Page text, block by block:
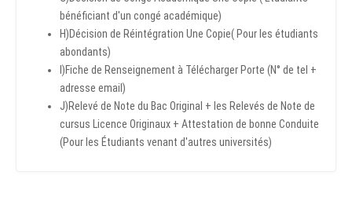
bénéficiant d'un congé académique)
H)Décision de Réintégration Une Copie( Pour les étudiants
abondants)
I)Fiche de Renseignement à Télécharger Porte (N° de tel +
adresse email)
J)Relevé de Note du Bac Original + les Relevés de Note de
cursus Licence Originaux + Attestation de bonne Conduite
(Pour les Étudiants venant d'autres universités)